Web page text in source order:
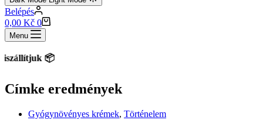
Belépés
Shopping
cart
0,00 Kč 0
Menu
📦
Címke eredmények
Gyógynövényes krémek, Történelem